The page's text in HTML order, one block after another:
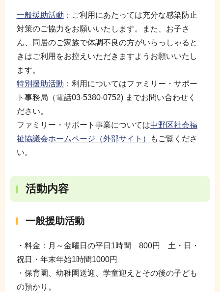
一般援助活動 ：ご利用にあたっては充分な感染防止
対策のご協力をお願いいたします。また、お子さ
ん、同居のご家族で体調不良の方がいらっしゃると
きはご利用をお控えいただきますようお願いいたし
ます。
特別援助活動 ：利用についてはファミリー・サポー
ト事務局（電話03-5380-0752) までお問い合わせく
ださい。
ファミリー・サポート事業については中野区社会福
祉協議会ホームページ（外部サイト）
もご覧くださ
い。
活動内容
一般援助活動
・料金：月～金曜日の平日1時間 800円 土・日・
祝日・年末年始1時間1000円
・保育園、幼稚園送迎、学童迎えとその後の子ども
の預かり。